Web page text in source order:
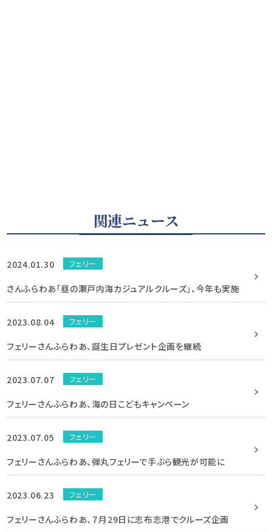
関連ニュース
2024.01.30 フェリー
さんふらわあ「昼の瀬戸内海カジュアルクルーズ」、今年も実施
2023.08.04 フェリー
フェリーさんふらわあ、誕生日プレゼント企画を継続
2023.07.07 フェリー
フェリーさんふらわあ、海の日こどもキャンペーン
2023.07.05 フェリー
フェリーさんふらわあ、弾丸フェリーで手ぶら観光が可能に
2023.06.23 フェリー
フェリーさんふらわあ、７月29日に志布志港でクルーズ企画